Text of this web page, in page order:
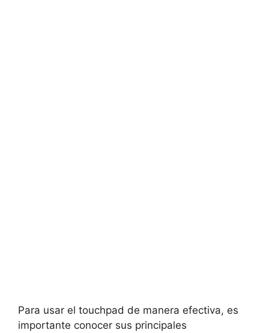
Para usar el touchpad⁤ de manera‍ efectiva, es
⁤importante conocer⁢ sus principales